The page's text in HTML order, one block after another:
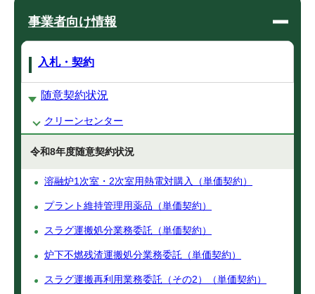
事業者向け情報
入札・契約
随意契約状況
クリーンセンター
令和8年度随意契約状況
溶融炉1次室・2次室用熱電対購入（単価契約）
プラント維持管理用薬品（単価契約）
スラグ運搬処分業務委託（単価契約）
炉下不燃残渣運搬処分業務委託（単価契約）
スラグ運搬再利用業務委託（その2）（単価契約）